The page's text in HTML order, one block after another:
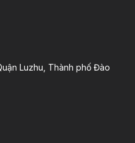
Luzhu, Thành phố Đào